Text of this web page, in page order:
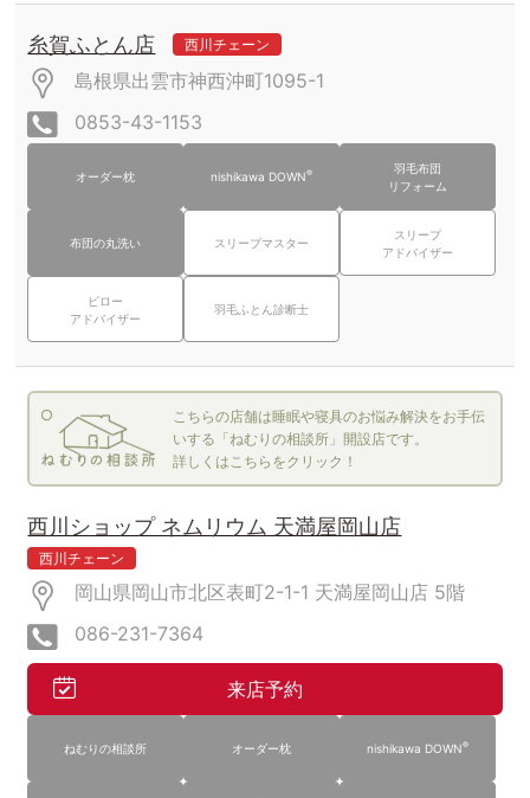
糸賀ふとん店 西川チェーン
島根県出雲市神西沖町1095-1
0853-43-1153
オーダー枕 nishikawa DOWN®
羽毛布団
リフォーム
布団の丸洗い スリープマスター
スリープ
アドバイザー
ピロー
アドバイザー
羽毛ふとん診断士
こちらの店舗は睡眠や寝具のお悩み解決をお手伝
いする「ねむりの相談所」開設店です。
詳しくはこちらをクリック！
西川ショップ ネムリウム 天満屋岡山店
西川チェーン
岡山県岡山市北区表町2-1-1 天満屋岡山店 5階
086-231-7364
来店予約
ねむりの相談所 オーダー枕 nishikawa DOWN®